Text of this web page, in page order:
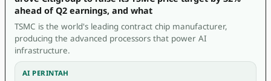
ahead of Q2 earnings, and what
TSMC is the world's leading contract chip manufacturer,
producing the advanced processors that power AI
infrastructure.
AI PERINTAH